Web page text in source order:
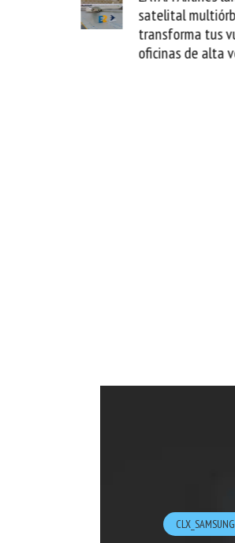
satelital multiórbita con SES
transforma tus vuelos en
oficinas de alta velocidad
CLX_SAMSUNG